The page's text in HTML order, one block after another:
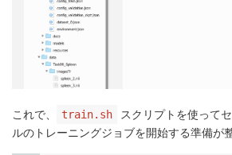
これで、 train.sh
スクリプトを使って
ルのトレーニングジョブを開始する準備が